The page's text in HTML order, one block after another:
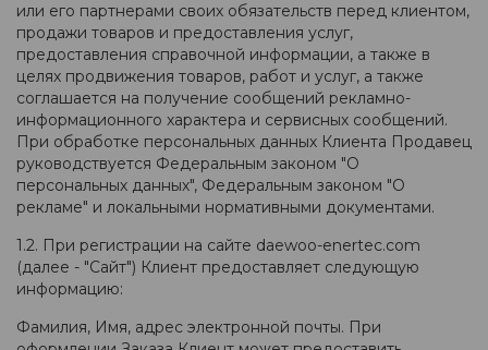
или его партнерами своих обязательств перед клиентом,
продажи товаров и предоставления услуг,
предоставления справочной информации, а также в
целях продвижения товаров, работ и услуг, а также
соглашается на получение сообщений рекламно-
информационного характера и сервисных сообщений.
При обработке персональных данных Клиента Продавец
руководствуется Федеральным законом "О
персональных данных", Федеральным законом "О
рекламе" и локальными нормативными документами.
1.2. При регистрации на сайте daewoo-enertec.com
(далее - "Сайт") Клиент предоставляет следующую
информацию:
Фамилия, Имя, адрес электронной почты. При